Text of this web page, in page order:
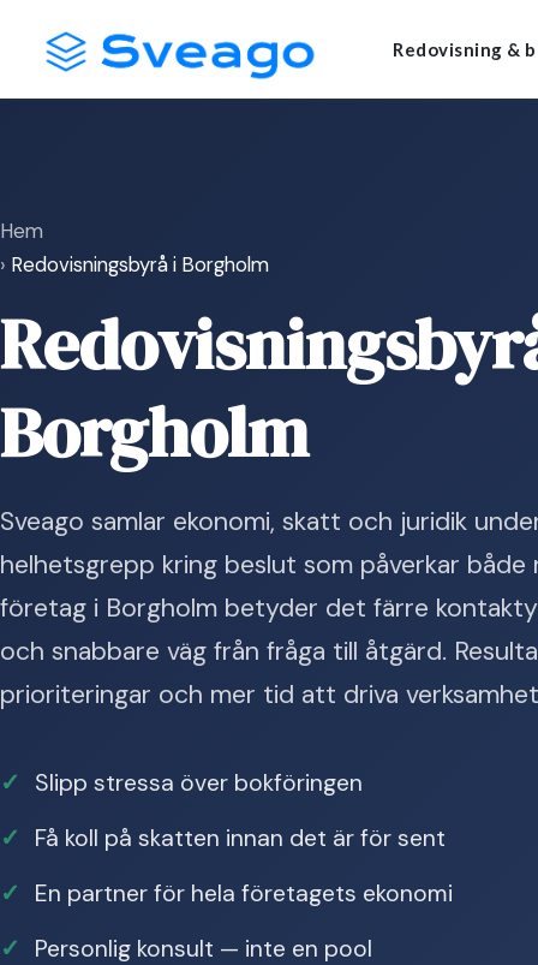
Redovisning &
Hem
› Redovisningsbyrå i Borgholm
Borgholm
Sveago samlar ekonomi, skatt och juridik
helhetsgrepp kring beslut som påverkar
företag i Borgholm betyder det färre
och snabbare väg från fråga till åtgärd.
prioriteringar och mer tid att driva
Slipp stressa över bokföringen
Få koll på skatten innan det är för sent
En partner för hela företagets ekonomi
Personlig konsult — inte en pool